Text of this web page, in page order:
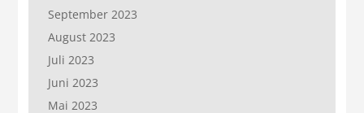
September 2023
August 2023
Juli 2023
Juni 2023
Mai 2023